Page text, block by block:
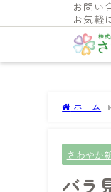
お問い
お気軽
ホーム
さわやか
バラ